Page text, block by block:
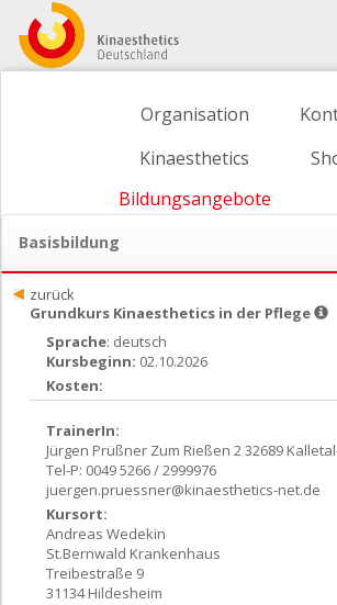
Organisation
Kinaesthetics
Bildungsangebote
Basisbildung
zurück
Grundkurs Kinaesthetics in der Pflege
Sprache: deutsch
Kursbeginn: 02.10.2026
Kosten:
TrainerIn:
Jürgen Prüßner Zum Rießen 2 32689
Tel-P: 0049 5266 / 2999976
juergen.pruessner@kinaesthetics-net.de
Kursort:
Andreas Wedekin
St.Bernwald Krankenhaus
Treibestraße 9
31134 Hildesheim